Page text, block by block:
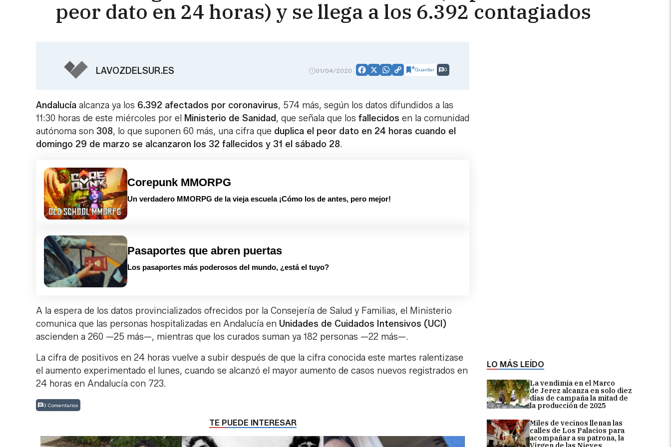
peor dato en 24 horas) y se llega a los 6.392 contagiados
LO MÁS LEÍDO
La vendimia en el Marco
de Jerez alcanza en solo diez
días de campaña la mitad de
la producción de 2025
Miles de vecinos llenan las
calles de Los Palacios para
acompañar a su patrona, la
LAVOZDELSUR.ES 01/04/2020 Facebook
X WhatsApp
CopyGuardar 0
Andalucía alcanza ya los 6.392 afectados por coronavirus, 574 más, según los datos difundidos a las
11:30 horas de este miércoles por el Ministerio de Sanidad, que señala que los fallecidos en la comunidad
autónoma son 308, lo que suponen 60 más, una cifra que duplica el peor dato en 24 horas cuando el
domingo 29 de marzo se alcanzaron los 32 fallecidos y 31 el sábado 28.
Corepunk MMORPG
Un verdadero MMORPG de la vieja escuela ¡Cómo los de antes, pero mejor!
Pasaportes que abren puertas
Los pasaportes más poderosos del mundo, ¿está el tuyo?
A la espera de los datos provincializados ofrecidos por la Consejería de Salud y Familias, el Ministerio
comunica que las personas hospitalizadas en Andalucía en Unidades de Cuidados Intensivos (UCI)
ascienden a 260 —25 más—, mientras que los curados suman ya 182 personas —22 más—.
La cifra de positivos en 24 horas vuelve a subir después de que la cifra conocida este martes ralentizase
el aumento experimentado el lunes, cuando se alcanzó el mayor aumento de casos nuevos registrados en
24 horas en Andalucía con 723.
0 Comentarios
TE PUEDE INTERESAR